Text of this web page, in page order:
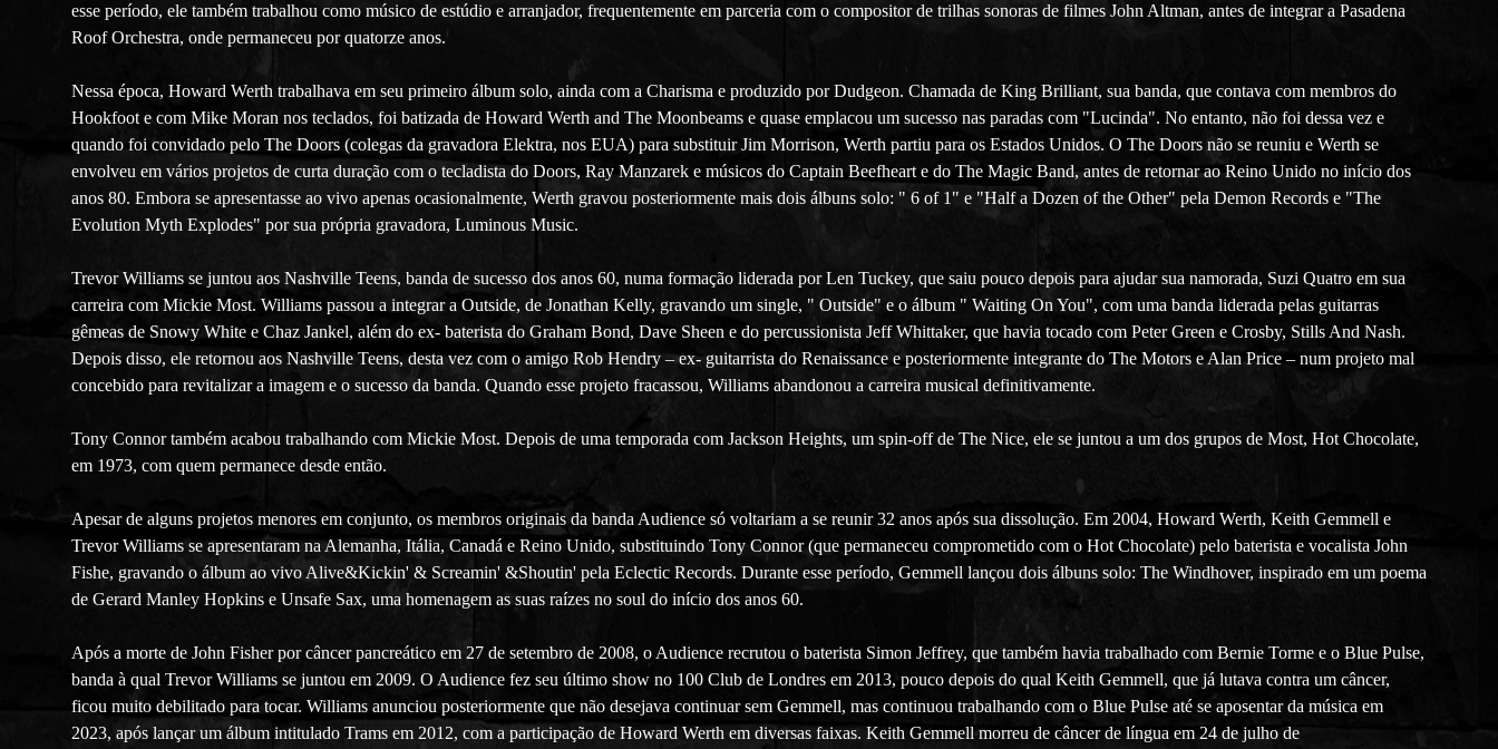
esse período, ele também trabalhou como músico de estúdio e arranjador, frequentemente em parceria com o compositor de trilhas sonoras de filmes John Altman, antes de integrar a Pasadena
Roof Orchestra, onde permaneceu por quatorze anos.
Nessa época, Howard Werth trabalhava em seu primeiro álbum solo, ainda com a Charisma e produzido por Dudgeon. Chamada de King Brilliant, sua banda, que contava com membros do
Hookfoot e com Mike Moran nos teclados, foi batizada de Howard Werth and The Moonbeams e quase emplacou um sucesso nas paradas com "Lucinda". No entanto, não foi dessa vez e
quando foi convidado pelo The Doors (colegas da gravadora Elektra, nos EUA) para substituir Jim Morrison, Werth partiu para os Estados Unidos. O The Doors não se reuniu e Werth se
envolveu em vários projetos de curta duração com o tecladista do Doors, Ray Manzarek e músicos do Captain Beefheart e do The Magic Band, antes de retornar ao Reino Unido no início dos
anos 80. Embora se apresentasse ao vivo apenas ocasionalmente, Werth gravou posteriormente mais dois álbuns solo: " 6 of 1" e "Half a Dozen of the Other" pela Demon Records e "The
Evolution Myth Explodes" por sua própria gravadora, Luminous Music.
Trevor Williams se juntou aos Nashville Teens, banda de sucesso dos anos 60, numa formação liderada por Len Tuckey, que saiu pouco depois para ajudar sua namorada, Suzi Quatro em sua
carreira com Mickie Most. Williams passou a integrar a Outside, de Jonathan Kelly, gravando um single, " Outside" e o álbum " Waiting On You", com uma banda liderada pelas guitarras
gêmeas de Snowy White e Chaz Jankel, além do ex- baterista do Graham Bond, Dave Sheen e do percussionista Jeff Whittaker, que havia tocado com Peter Green e Crosby, Stills And Nash.
Depois disso, ele retornou aos Nashville Teens, desta vez com o amigo Rob Hendry – ex- guitarrista do Renaissance e posteriormente integrante do The Motors e Alan Price – num projeto mal
concebido para revitalizar a imagem e o sucesso da banda. Quando esse projeto fracassou, Williams abandonou a carreira musical definitivamente.
Tony Connor também acabou trabalhando com Mickie Most. Depois de uma temporada com Jackson Heights, um spin-off de The Nice, ele se juntou a um dos grupos de Most, Hot Chocolate,
em 1973, com quem permanece desde então.
Apesar de alguns projetos menores em conjunto, os membros originais da banda Audience só voltariam a se reunir 32 anos após sua dissolução. Em 2004, Howard Werth, Keith Gemmell e
Trevor Williams se apresentaram na Alemanha, Itália, Canadá e Reino Unido, substituindo Tony Connor (que permaneceu comprometido com o Hot Chocolate) pelo baterista e vocalista John
Fishe, gravando o álbum ao vivo Alive&Kickin' & Screamin' &Shoutin' pela Eclectic Records. Durante esse período, Gemmell lançou dois álbuns solo: The Windhover, inspirado em um poema
de Gerard Manley Hopkins e Unsafe Sax, uma homenagem as suas raízes no soul do início dos anos 60.
Após a morte de John Fisher por câncer pancreático em 27 de setembro de 2008, o Audience recrutou o baterista Simon Jeffrey, que também havia trabalhado com Bernie Torme e o Blue Pulse,
banda à qual Trevor Williams se juntou em 2009. O Audience fez seu último show no 100 Club de Londres em 2013, pouco depois do qual Keith Gemmell, que já lutava contra um câncer,
ficou muito debilitado para tocar. Williams anunciou posteriormente que não desejava continuar sem Gemmell, mas continuou trabalhando com o Blue Pulse até se aposentar da música em
2023, após lançar um álbum intitulado Trams em 2012, com a participação de Howard Werth em diversas faixas. Keith Gemmell morreu de câncer de língua em 24 de julho de